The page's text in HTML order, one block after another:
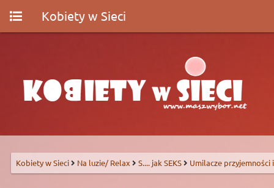
Kobiety w Sieci
Kobiety w Sieci Na luzie/ Relax S.... jak SEKS Umilacze